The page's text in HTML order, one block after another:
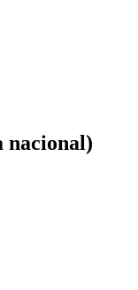
nacional)